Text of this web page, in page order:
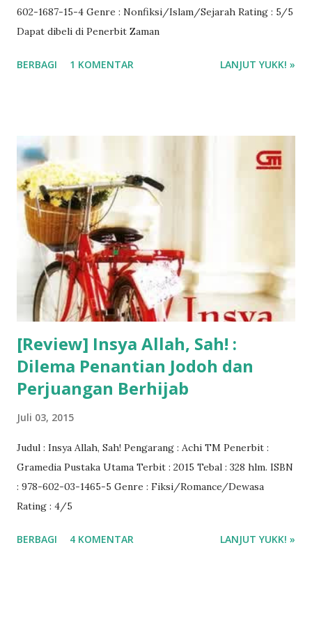
602-1687-15-4 Genre : Nonfiksi/Islam/Sejarah Rating : 5/5
Dapat dibeli di Penerbit Zaman
BERBAGI 1 KOMENTAR LANJUT YUKK! »
[Review] Insya Allah, Sah! :
Dilema Penantian Jodoh dan
Perjuangan Berhijab
Juli 03, 2015
Judul : Insya Allah, Sah! Pengarang : Achi TM Penerbit :
Gramedia Pustaka Utama Terbit : 2015 Tebal : 328 hlm. ISBN
: 978-602-03-1465-5 Genre : Fiksi/Romance/Dewasa
Rating : 4/5
BERBAGI 4 KOMENTAR LANJUT YUKK! »